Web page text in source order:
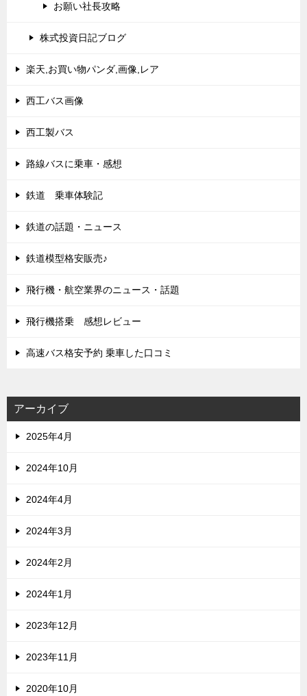
お願い社長攻略
株式投資日記ブログ
楽天,お買い物パンダ,画像,レア
西工バス画像
西工製バス
路線バスに乗車・感想
鉄道 乗車体験記
鉄道の話題・ニュース
鉄道模型格安販売♪
飛行機・航空業界のニュース・話題
飛行機搭乗 感想レビュー
高速バス格安予約 乗車した口コミ
アーカイブ
2025年4月
2024年10月
2024年4月
2024年3月
2024年2月
2024年1月
2023年12月
2023年11月
2020年10月